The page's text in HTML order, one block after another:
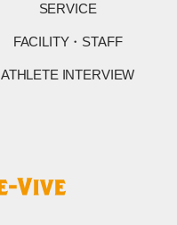
SERVICE
FACILITY・STAFF
ATHLETE INTERVIEW